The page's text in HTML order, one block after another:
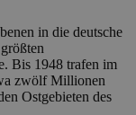
in die deutsche
Bis 1948 trafen im
zwölf Millionen
Ostgebieten des